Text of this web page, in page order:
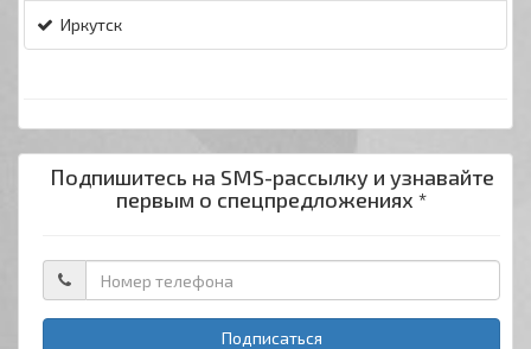
Иркутск
Подпишитесь на SMS-рассылку и узнавайте
первым о спецпредложениях *
Подписаться